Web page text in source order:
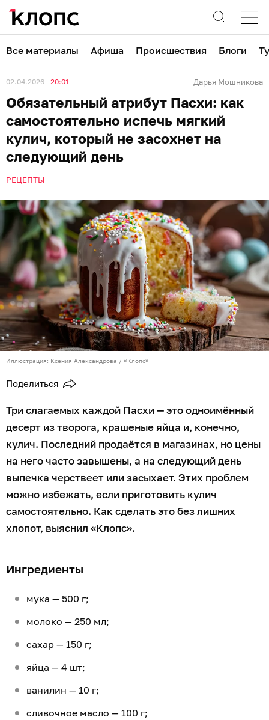
Все материалы Афиша Происшествия Блоги
02.04.2026 20:01 Дарья Мошникова
Обязательный атрибут Пасхи: как
самостоятельно испечь мягкий
кулич, который не засохнет на
следующий день
РЕЦЕПТЫ
Иллюстрация: Ксения Александрова / «Клопс»
Поделиться
Три слагаемых каждой Пасхи — это одноимённый
десерт из творога, крашеные яйца и, конечно,
кулич. Последний продаётся в магазинах, но цены
на него часто завышены, а на следующий день
выпечка черствеет или засыхает. Этих проблем
можно избежать, если приготовить кулич
самостоятельно. Как сделать это без лишних
хлопот, выяснил «Клопс».
Ингредиенты
мука — 500 г;
молоко — 250 мл;
сахар — 150 г;
яйца — 4 шт;
ванилин — 10 г;
сливочное масло — 100 г;